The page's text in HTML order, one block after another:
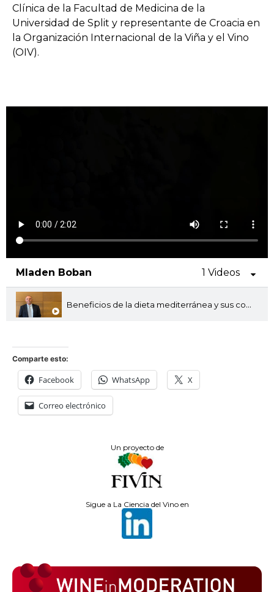
Clínica de la Facultad de Medicina de la
Universidad de Split y representante de Croacia en
la Organización Internacional de la Viña y el Vino
(OIV).
Mladen Boban 1 Videos
Beneficios de la dieta mediterránea y sus componentes
Comparte esto:
Facebook WhatsApp X
Correo electrónico
Un proyecto de
Sigue a La Ciencia del Vino en